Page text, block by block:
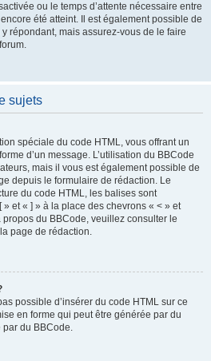
ou le temps d’attente nécessaire entre
été atteint. Il est également possible de
répondant, mais assurez-vous de le faire
sujets
spéciale du code HTML, vous offrant un
d’un message. L’utilisation du BBCode
mais il vous est également possible de
depuis le formulaire de rédaction. Le
du code HTML, les balises sont
et « ] » à la place des chevrons « < » et
propos du BBCode, veuillez consulter le
page de rédaction.
possible d’insérer du code HTML sur ce
en forme qui peut être générée par du
par du BBCode.